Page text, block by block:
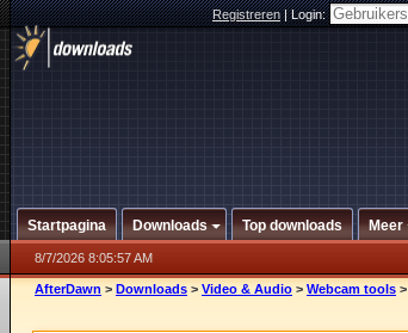
Registreren|Login:
Startpagina Downloads Top downloads Meer
8/7/2026 8:05:57 AM
AfterDawn > Downloads > Video & Audio > Webcam tools >